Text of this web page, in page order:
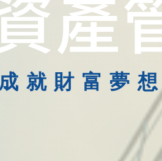
產
就財富夢